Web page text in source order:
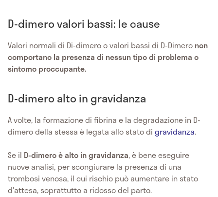
D-dimero valori bassi: le cause
Valori normali di Di-dimero o valori bassi di D-Dimero non
comportano la presenza di nessun tipo di problema o
sintomo proccupante.
D-dimero alto in gravidanza
A volte, la formazione di fibrina e la degradazione in D-
dimero della stessa è legata allo stato di gravidanza.
Se il D-dimero è alto in gravidanza, è bene eseguire
nuove analisi, per scongiurare la presenza di una
trombosi venosa, il cui rischio può aumentare in stato
d'attesa, soprattutto a ridosso del parto.